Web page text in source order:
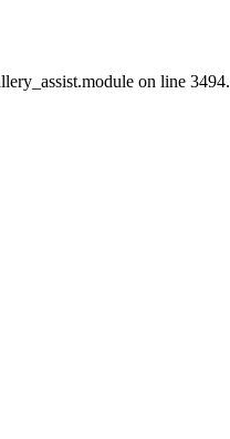
on line 3494.